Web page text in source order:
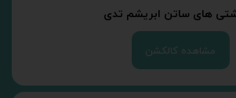
های ساتن ابریشم تدی
مشاهده کالکشن